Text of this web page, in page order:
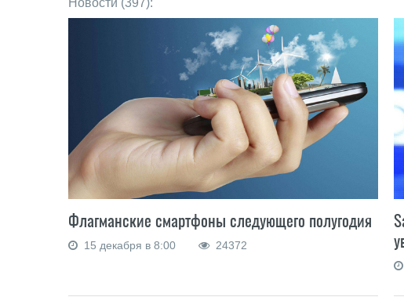
Новости (397):
Флагманские смартфоны следующего полугодия
15 декабря в 8:00 24372